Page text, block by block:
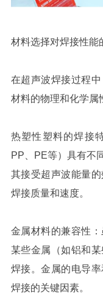
材料选择对焊接性能
在超声波焊接过程
材料的物理和化学属
热塑性塑料的焊接
PP、PE等）具有不
其接受超声波能量
焊接质量和速度。
金属材料的兼容性
某些金属（如铝和
焊接。金属的电导
焊接的关键因素。